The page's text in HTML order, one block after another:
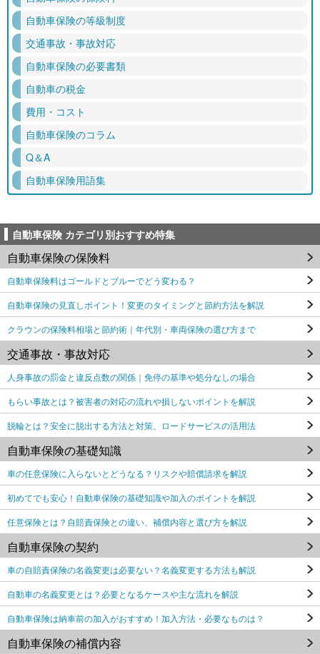
自動車保険の等級制度
交通事故・事故対応
自動車保険の必要書類
自動車の税金
費用・コスト
自動車保険のコラム
Q＆A
自動車保険用語集
自動車保険 カテゴリ別おすすめ特集
自動車保険の保険料
自動車保険料はゴールドとブルーでどう変わる？
自動車保険の見直しポイント！変更のタイミングと節約方法を解説
クラウンの保険料相場と節約術｜年代別・車両保険の選び方まで
交通事故・事故対応
人身事故の罰金と違反点数の関係｜免停の基準や処分なしの場合
もらい事故とは？被害者の対応の流れや損しないポイントを解説
脱輪とは？安全に脱出する方法と対策、ロードサービスの活用法
自動車保険の基礎知識
車の任意保険に入らないとどうなる？リスクや賠償請求を解説
初めてでも安心！自動車保険の基礎知識や加入のポイントを解説
任意保険とは？自賠責保険との違い、補償内容と選び方を解説
自動車保険の契約
車の自賠責保険の名義変更は必要ない？名義変更する方法も解説
自動車の名義変更とは？必要となるケースや主な流れを解説
自動車保険は納車前の加入がおすすめ！加入方法・必要なものは？
自動車保険の補償内容